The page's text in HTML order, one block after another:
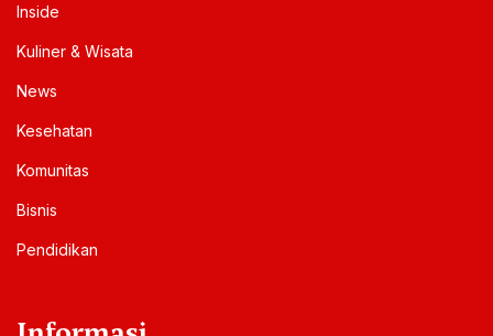
Inside
Kuliner & Wisata
News
Kesehatan
Komunitas
Bisnis
Pendidikan